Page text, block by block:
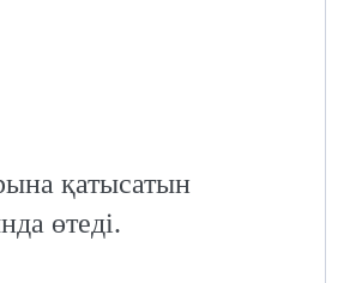
қатысатын
өтеді.